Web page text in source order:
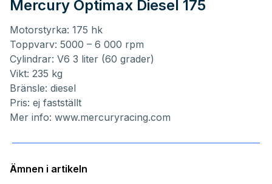
Mercury Optimax Diesel 175
Motorstyrka: 175 hk
Toppvarv: 5000 – 6 000 rpm
Cylindrar: V6 3 liter (60 grader)
Vikt: 235 kg
Bränsle: diesel
Pris: ej fastställt
Mer info: www.mercuryracing.com
Ämnen i artikeln